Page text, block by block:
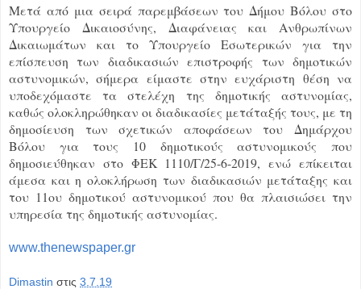
Μετά από μια σειρά παρεμβάσεων του Δήμου Βόλου στο
Υπουργείο Δικαιοσύνης, Διαφάνειας και Ανθρωπίνων
Δικαιωμάτων και το Υπουργείο Εσωτερικών για την
επίσπευση των διαδικασιών επιστροφής των δημοτικών
αστυνομικών, σήμερα είμαστε στην ευχάριστη θέση να
υποδεχόμαστε τα στελέχη της δημοτικής αστυνομίας,
καθώς ολοκληρώθηκαν οι διαδικασίες μετάταξής τους, με τη
δημοσίευση των σχετικών αποφάσεων του Δημάρχου
Βόλου για τους 10 δημοτικούς αστυνομικούς που
δημοσιεύθηκαν στο ΦΕΚ 1110/Γ/25-6-2019, ενώ επίκειται
άμεσα και η ολοκλήρωση των διαδικασιών μετάταξης και
του 11ου δημοτικού αστυνομικού που θα πλαισιώσει την
υπηρεσία της δημοτικής αστυνομίας.
www.thenewspaper.gr
Dimastin στις 3.7.19